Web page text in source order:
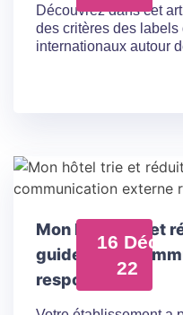
Découvrez dans cet
des critères des
internationaux autour
16 Déc
22
Mon hôtel trie et
guide d’une
responsable